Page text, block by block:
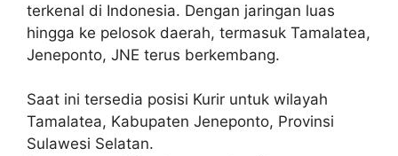
terkenal di Indonesia. Dengan jaringan luas
hingga ke pelosok daerah, termasuk Tamalatea,
Jeneponto, JNE terus berkembang.
Saat ini tersedia posisi Kurir untuk wilayah
Tamalatea, Kabupaten Jeneponto, Provinsi
Sulawesi Selatan.